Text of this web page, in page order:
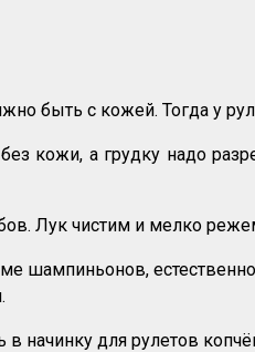
быть с кожей. Тогда у
кожи, а грудку надо
Лук чистим и мелко
для рулетов